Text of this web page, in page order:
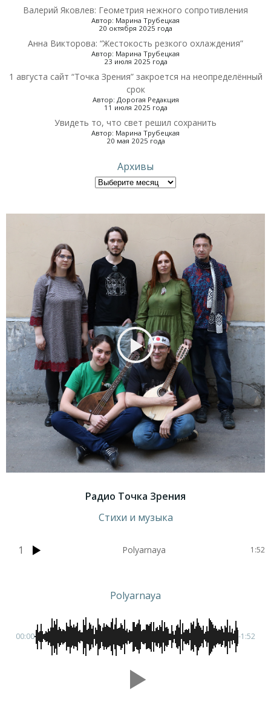
Валерий Яковлев: Геометрия нежного сопротивления
Автор: Марина Трубецкая
20 октября 2025 года
Анна Викторова: “Жестокость резкого охлаждения”
Автор: Марина Трубецкая
23 июля 2025 года
1 августа сайт “Точка Зрения” закроется на неопределённый
срок
Автор: Дорогая Редакция
11 июля 2025 года
Увидеть то, что свет решил сохранить
Автор: Марина Трубецкая
20 мая 2025 года
Архивы
Радио Точка Зрения
Стихи и музыка
1 Polyarnaya 1:52
Polyarnaya
00:00 -1:52